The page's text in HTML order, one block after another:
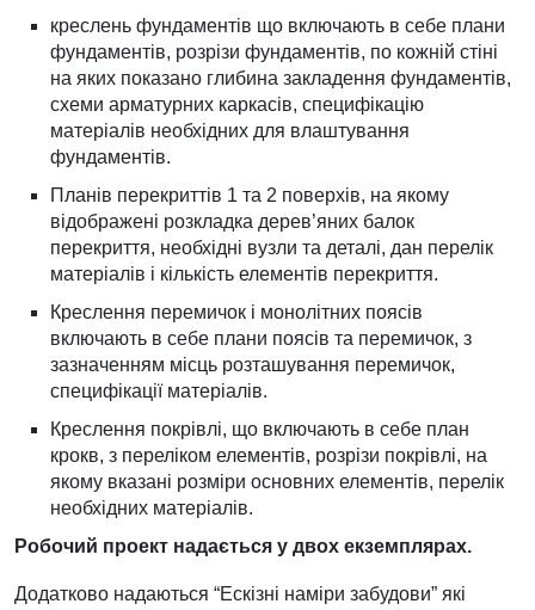
креслень фундаментів що включають в себе плани
фундаментів, розрізи фундаментів, по кожній стіні
на яких показано глибина закладення фундаментів,
схеми арматурних каркасів, специфікацію
матеріалів необхідних для влаштування
фундаментів.
Планів перекриттів 1 та 2 поверхів, на якому
відображені розкладка дерев’яних балок
перекриття, необхідні вузли та деталі, дан перелік
матеріалів і кількість елементів перекриття.
Креслення перемичок і монолітних поясів
включають в себе плани поясів та перемичок, з
зазначенням місць розташування перемичок,
специфікації матеріалів.
Креслення покрівлі, що включають в себе план
крокв, з переліком елементів, розрізи покрівлі, на
якому вказані розміри основних елементів, перелік
необхідних матеріалів.
Робочий проект надається у двох екземплярах.
Додатково надаються “Ескізні наміри забудови” які